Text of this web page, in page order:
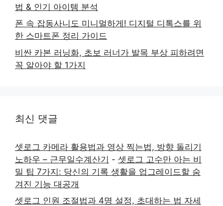
법 & 인기 아이템 분석
폰 속 잡동사니도 미니멀하게! 디지털 디톡스를 위
한 스마트폰 정리 가이드
비싼 카본 러닝화, 초보 러너가 발목 부상 피하려면
꼭 알아야 할 1가지
최신 댓글
셋로그 카메라 활용법과 영상 찍는법, 방향 돌리기
노하우 – 근무일수계산기 - 셋로그 고수만 아는 비
밀 팁 7가지: 당신의 기록 생활을 업그레이드할 숨
겨진 기능 대공개
셋로그 인원 조절법과 4명 설정, 초대하는 법 자세